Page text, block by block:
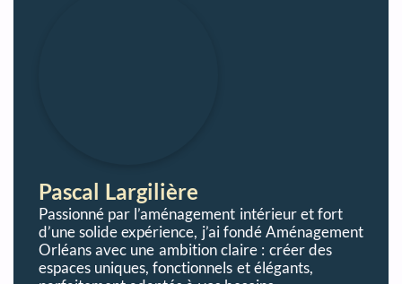
Pascal Largilière
Passionné par l’aménagement intérieur et fort
d’une solide expérience, j’ai fondé Aménagement
Orléans avec une ambition claire : créer des
espaces uniques, fonctionnels et élégants,